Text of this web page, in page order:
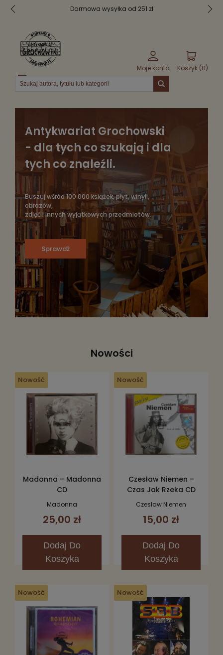
zł Bezpieczne pakowanie
Moje konto Koszyk (0)
Menu
Antykwariat Grochowski
- dla tych co szukają i dla
tych co znaleźli.
Buszuj wśród 100 000 książek, płyt, winyli,
obrazów,
zdjęć i innych wyjątkowych przedmiotów.
Sprawdź
Nowości
Nowość
Madonna – Madonna
CD
Madonna
25,00 zł
Dodaj Do
Koszyka
Nowość
Czesław Niemen –
Czas Jak Rzeka CD
Czesław Niemen
15,00 zł
Dodaj Do
Koszyka
Nowość Nowość